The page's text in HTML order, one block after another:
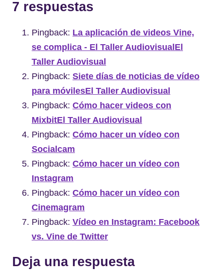
7 respuestas
Pingback: La aplicación de videos Vine,
se complica - El Taller AudiovisualEl
Taller Audiovisual
Pingback: Siete días de noticias de vídeo
para móvilesEl Taller Audiovisual
Pingback: Cómo hacer videos con
MixbitEl Taller Audiovisual
Pingback: Cómo hacer un vídeo con
Socialcam
Pingback: Cómo hacer un vídeo con
Instagram
Pingback: Cómo hacer un vídeo con
Cinemagram
Pingback: Vídeo en Instagram: Facebook
vs. Vine de Twitter
Deja una respuesta